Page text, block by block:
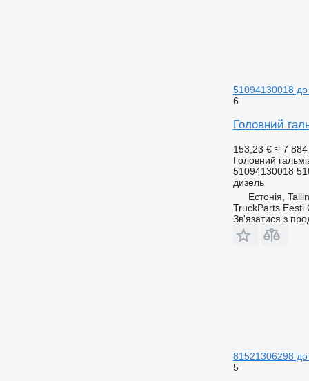
51094130018
6
Головний
153,23 € ≈ 7 884
Головний
51094130018
дизель
Естонія,
TruckParts Eesti
Зв'язатися з
81521306298 до
5